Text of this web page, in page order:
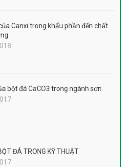
Canxi trong khẩu phần đến chất
bột đá CaCO3 trong ngành sơn
ĐÁ TRONG KỸ THUẬT